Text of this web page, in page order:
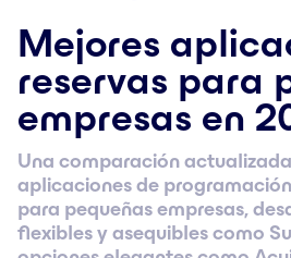
Mejores
reservas para
empresas en
Una comparación
aplicaciones de
para pequeñas empresas,
flexibles y asequibles como